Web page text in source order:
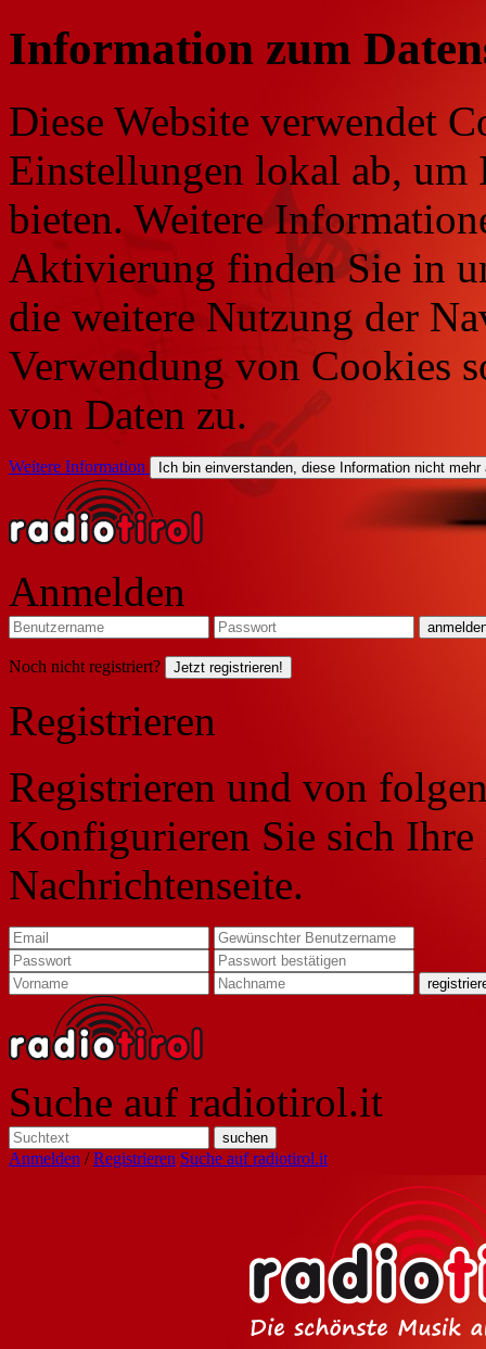
Information zum
Diese Website verwendet
Einstellungen lokal ab, um
bieten. Weitere
Aktivierung finden Sie in
die weitere Nutzung der
Verwendung von Cookies
von Daten zu.
Weitere Information Ich bin einverstanden, diese Information nicht mehr
Anmelden
Noch nicht registriert? Jetzt registrieren!
Registrieren
Registrieren und von
Konfigurieren Sie sich
Nachrichtenseite.
Suche auf radiotirol.it
Anmelden /Registrieren Suche auf radiotirol.it